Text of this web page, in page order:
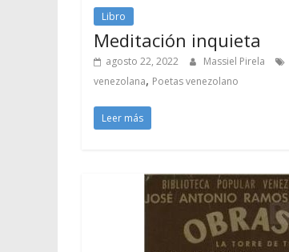
Libro
Meditación inquieta
agosto 22, 2022 Massiel Pirela
venezolana, Poetas venezolano
Leer más